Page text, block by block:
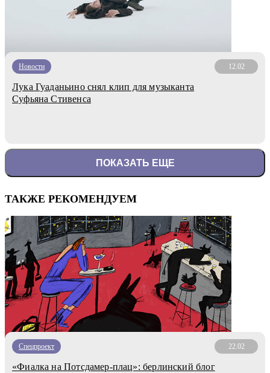
Новости 12.02
Лука Гуаданьино снял клип для музыканта
Суфьяна Стивенса
ПОКАЗАТЬ ЕЩЕ
ТАКЖЕ РЕКОМЕНДУЕМ
Спецпроект 22.02
«Фиалка на Потсдамер-плац»: берлинский блог